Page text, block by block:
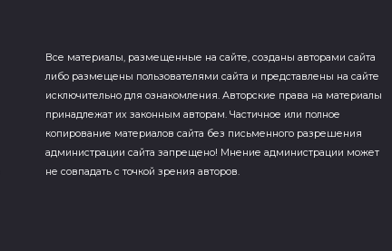
Все материалы, размещенные на сайте, созданы авторами сайта
либо размещены пользователями сайта и представлены на сайте
исключительно для ознакомления. Авторские права на материалы
принадлежат их законным авторам. Частичное или полное
копирование материалов сайта без письменного разрешения
администрации сайта запрещено! Мнение администрации может
не совпадать с точкой зрения авторов.